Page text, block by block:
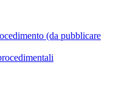
(da pubblicare